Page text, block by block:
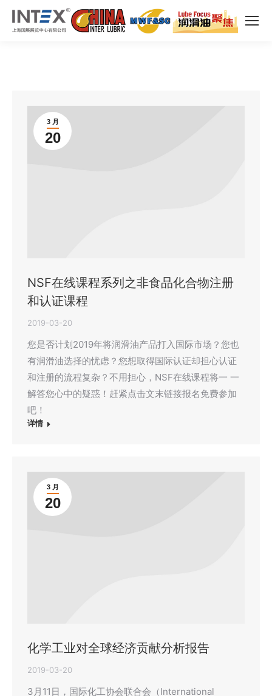
3 月
20
NSF在线课程系列之非食品化合物注册
和认证课程
2019-03-20
您是否计划2019年将润滑油产品打入国际市场？您也
有润滑油选择的忧虑？您想取得国际认证却担心认证
和注册的流程复杂？不用担心，NSF在线课程将一 一
解答您心中的疑惑！赶紧点击文末链接报名免费参加
吧！
详情
3 月
20
化学工业对全球经济贡献分析报告
2019-03-20
3月11日，国际化工协会联合会（International